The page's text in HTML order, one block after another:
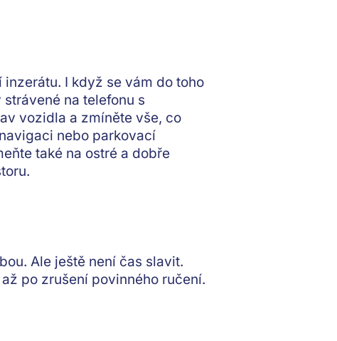
I když se vám do toho
na telefonu s
vozidla a zmíněte vše, co
nebo parkovací
také na ostré a dobře
Ale ještě není čas slavit.
po zrušení povinného ručení.